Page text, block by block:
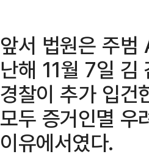
앞서 법원은 주범
난해 11월 7일 김
경찰이 추가 입건
모두 증거인멸 우
이유에서였다.